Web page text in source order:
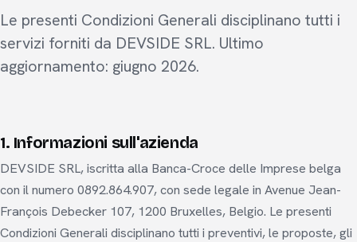
Le presenti Condizioni Generali disciplinano tutti i
servizi forniti da DEVSIDE SRL. Ultimo
aggiornamento: giugno 2026.
1. Informazioni sull'azienda
DEVSIDE SRL, iscritta alla Banca-Croce delle Imprese belga
con il numero 0892.864.907, con sede legale in Avenue Jean-
François Debecker 107, 1200 Bruxelles, Belgio. Le presenti
Condizioni Generali disciplinano tutti i preventivi, le proposte, gli